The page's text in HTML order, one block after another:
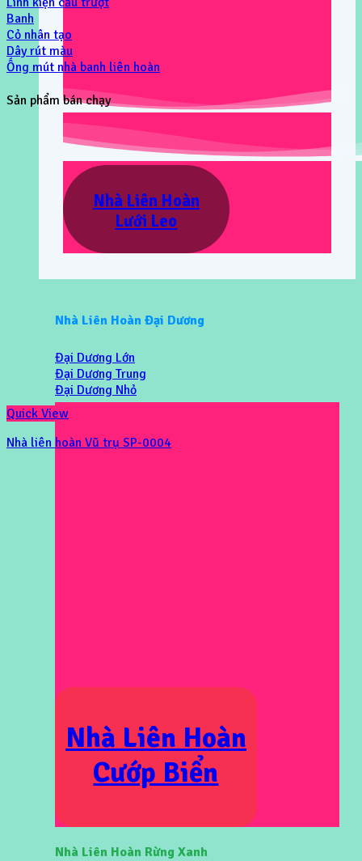
Nhà Liên Hoàn
Lưới Leo
Nhà Liên Hoàn Đại Dương
Đại Dương Lớn
Đại Dương Trung
Đại Dương Nhỏ
Nhà Liên Hoàn
Cướp Biển
Nhà Liên Hoàn Rừng Xanh
Banh
Cỏ nhân tạo
Dây rút màu
Ống mút nhà banh liên hoàn
Sản phẩm bán chạy
Quick View
Nhà liên hoàn Vũ trụ SP-0004